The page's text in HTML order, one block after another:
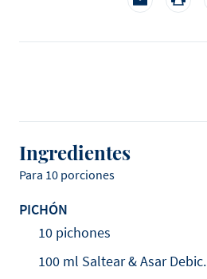
Ingredientes
Para 10 porciones
PICHÓN
10 pichones
100 ml Saltear & Asar Debic.